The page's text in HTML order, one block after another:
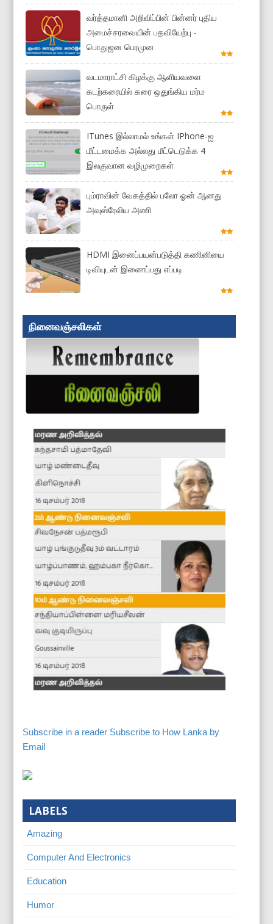
வர்த்தமானி அறிவிப்பின் பின்னர் புதிய
அமைச்சரவையின் பதவியேற்பு -
பொதுஜன பெரமுன
வடமாராட்சி கிழக்கு ஆளியவளை
கடற்கரையில் கரை ஒதுங்கிய மர்ம
பொருள்
ITunes இல்லாமல் உங்கள் IPhone-ஐ
மீட்டமைக்க அல்லது மீட்டெடுக்க 4
இலகுவான வழிமுறைகள்
பும்ராவின் வேகத்தில் பலோ ஓன் ஆனது
அவுஸ்ரேலிய அணி
HDMI இனைப்பயன்படுத்தி கணினியை
டிவியுடன் இணைப்பது எப்படி
நினைவஞ்சலிகள்
Subscribe in a reader Subscribe to How Lanka by
Email
LABELS
Amazing
Computer And Electronics
Education
Humor